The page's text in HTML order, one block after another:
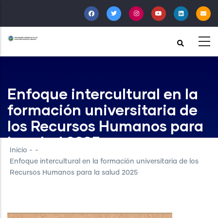
al
contenido
principal
Enfoque intercultural en la
formación universitaria de
los Recursos Humanos para
la salud 2025
Inicio - -
Enfoque intercultural en la formación universitaria de los
Recursos Humanos para la salud 2025